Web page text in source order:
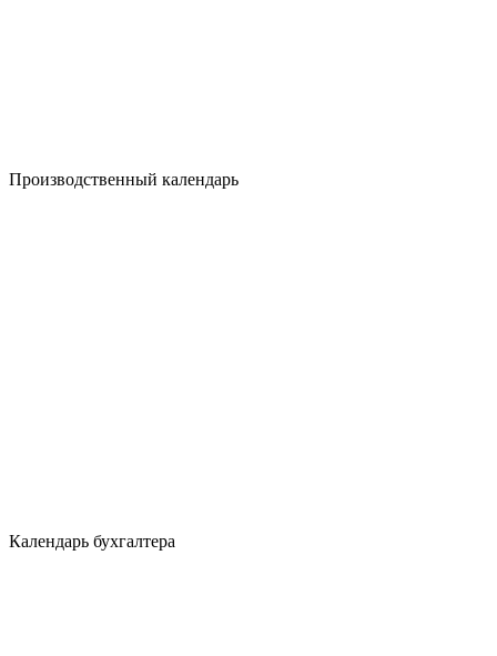
Производственный календарь
Календарь бухгалтера